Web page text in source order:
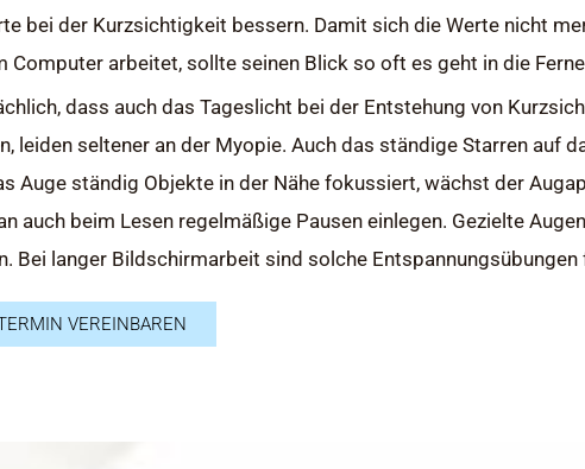
bei der Kurzsichtigkeit bessern. Damit sich die Werte nicht
Computer arbeitet, sollte seinen Blick so oft es geht in die
dass auch das Tageslicht bei der Entstehung von
leiden seltener an der Myopie. Auch das ständige Starren auf
Auge ständig Objekte in der Nähe fokussiert, wächst der
auch beim Lesen regelmäßige Pausen einlegen. Gezielte
Bei langer Bildschirmarbeit sind solche
VEREINBAREN